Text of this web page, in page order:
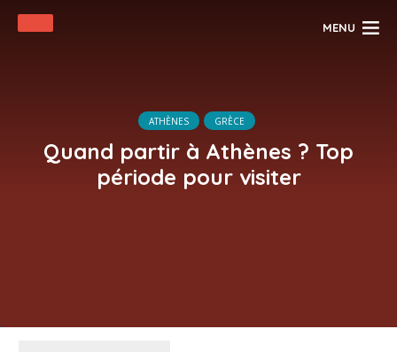
MENU
ATHÈNES GRÈCE
Quand partir à Athènes ? Top
période pour visiter